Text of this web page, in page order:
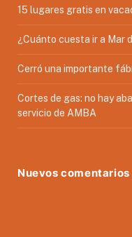
15 lugares gratis en
¿Cuánto cuesta ir a Mar
Cerró una importante
Cortes de gas: no hay
servicio de AMBA
Nuevos comentarios